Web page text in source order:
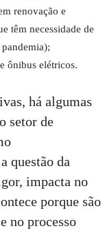
renovação e
têm necessidade de
ônibus elétricos.
há algumas
setor de
questão da
impacta no
porque são
no processo